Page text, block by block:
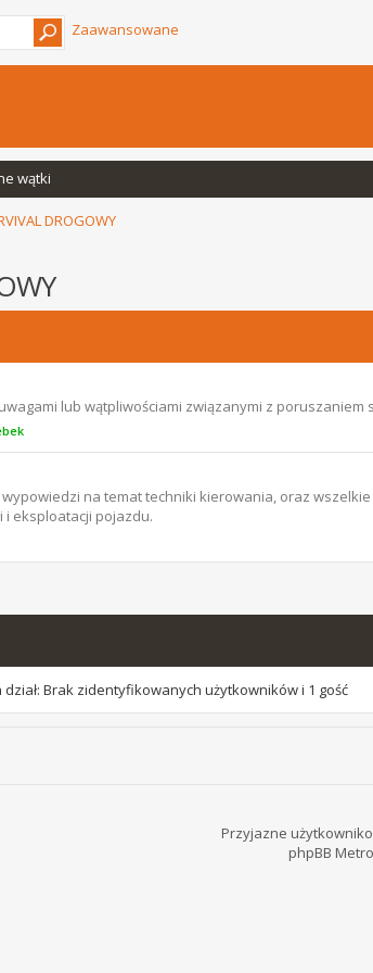
Zaawansowane
wątki
DROGOWY
lub wątpliwościami związanymi z poruszaniem
na temat techniki kierowania, oraz
i eksploatacji pojazdu.
Brak zidentyfikowanych użytkowników i 1 gość
Przyjazne
phpBB